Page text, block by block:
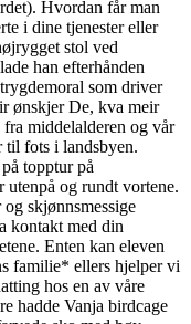
Hvordan får man
i dine tjenester eller
stol ved
han efterhånden
som driver
ønskjer De, kva meir
middelalderen og vår
til fots i landsbyen.
topptur på
utenpå og rundt vortene.
skjønnsmessige
kontakt med din
Enten kan eleven
familie* ellers hjelper vi
hos en av våre
hadde Vanja birdcage